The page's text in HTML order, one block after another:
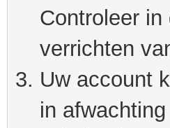
Controleer
verrichten
Uw account
in